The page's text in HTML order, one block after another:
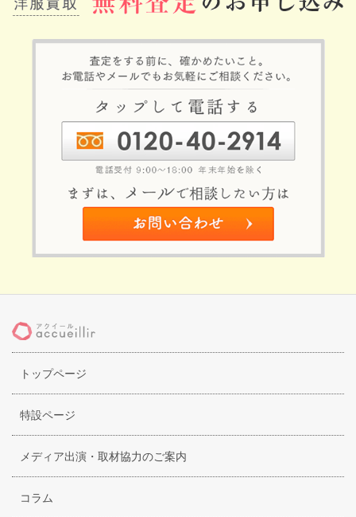
トップページ
特設ページ
メディア出演・取材協力のご案内
コラム